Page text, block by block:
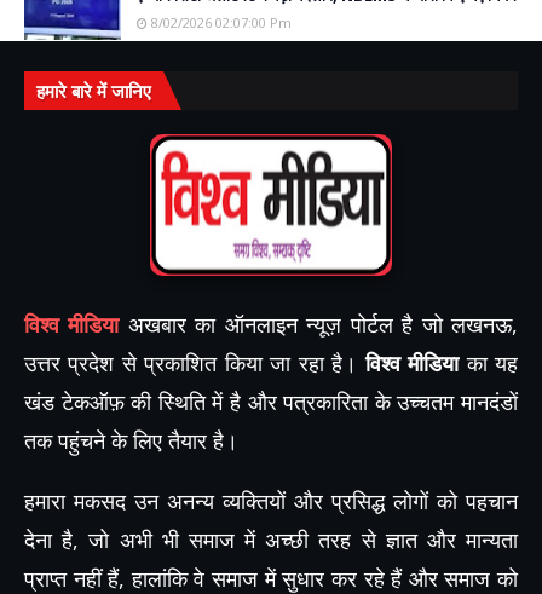
8/02/2026 02:07:00 Pm
हमारे बारे में जानिए
विश्व मीडियाअखबार का ऑनलाइन न्यूज़ पोर्टल है जो लखनऊ,
उत्तर प्रदेश से प्रकाशित किया जा रहा है।विश्व मीडियाका यह
खंड टेकऑफ़ की स्थिति में है और पत्रकारिता के उच्चतम मानदंडों
तक पहुंचने के लिए तैयार है।
हमारा मकसद उन अनन्य व्यक्तियों और प्रसिद्ध लोगों को पहचान
देना है, जो अभी भी समाज में अच्छी तरह से ज्ञात और मान्यता
प्राप्त नहीं हैं, हालांकि वे समाज में सुधार कर रहे हैं और समाज को